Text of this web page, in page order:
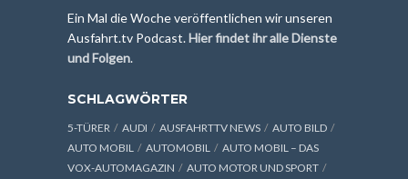
Ein Mal die Woche veröffentlichen wir unseren
Ausfahrt.tv Podcast.Hier findet ihr alle Dienste
und Folgen.
SCHLAGWÖRTER
5-TÜRER AUDI AUSFAHRTTV NEWS
AUTO BILD
AUTO MOBIL
AUTOMOBIL
AUTO MOBIL – DAS
VOX-AUTOMAGAZIN
AUTO MOTOR UND SPORT